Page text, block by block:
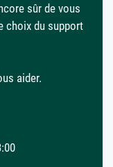
sûr de vous
choix du support
aider.